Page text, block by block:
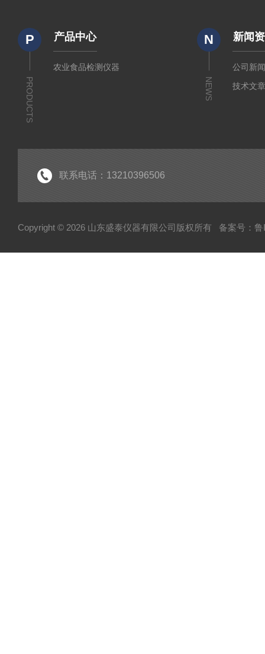
P
PRODUCTS
产品中心
农业食品检测仪器
N
NEWS
新闻
公司新
技术文
联系电话：13210396506
Copyright © 2026 山东盛泰仪器有限公司版权所有 备案号：